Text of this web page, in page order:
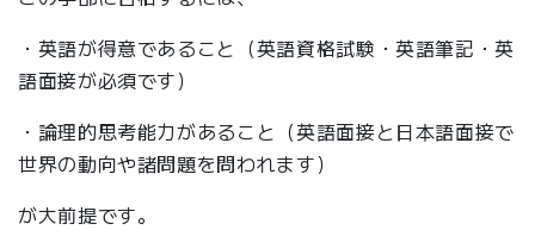
・英語が得意であること（英語資格試験・英語筆記・英
語面接が必須です）
・論理的思考能力があること（英語面接と日本語面接で
世界の動向や諸問題を問われます）
が大前提です。